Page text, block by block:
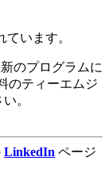
ています。
のプログラムに
のティーエムジ
。
LinkedIn ページ